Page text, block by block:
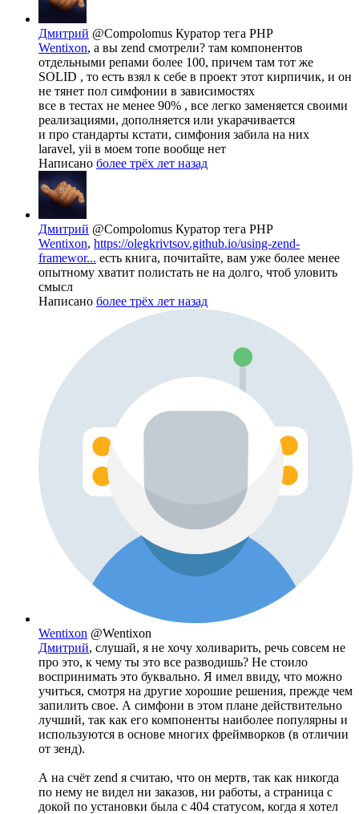
Дмитрий @Compolomus Куратор тега PHP
Wentixon, а вы zend смотрели? там компонентов
отдельными репами более 100, причем там тот же
SOLID , то есть взял к себе в проект этот кирпичик, и он
не тянет пол симфонии в зависимостях
все в тестах не менее 90% , все легко заменяется своими
реализациями, дополняется или укарачивается
и про стандарты кстати, симфония забила на них
laravel, yii в моем топе вообще нет
Написано более трёх лет назад
Дмитрий @Compolomus Куратор тега PHP
Wentixon, https://olegkrivtsov.github.io/using-zend-
framewor... есть книга, почитайте, вам уже более менее
опытному хватит полистать не на долго, чтоб уловить
смысл
Написано более трёх лет назад
Wentixon @Wentixon
Дмитрий, слушай, я не хочу холиварить, речь совсем не
про это, к чему ты это все разводишь? Не стоило
воспринимать это буквально. Я имел ввиду, что можно
учиться, смотря на другие хорошие решения, прежде чем
запилить свое. А симфони в этом плане действительно
лучший, так как его компоненты наиболее популярны и
используются в основе многих фреймворков (в отличии
от зенд).
А на счёт zend я считаю, что он мертв, так как никогда
по нему не видел ни заказов, ни работы, а страница с
докой по установки была с 404 статусом, когда я хотел